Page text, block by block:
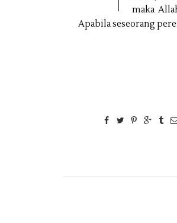
maka
Apabila seseorang